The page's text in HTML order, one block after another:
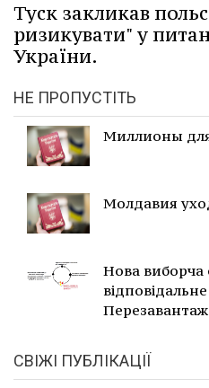
Туск закликав
ризикувати" у
України.
НЕ ПРОПУСТІТЬ
Миллионы
Молдавия
Нова виборча
СВІЖІ ПУБЛІКАЦІЇ